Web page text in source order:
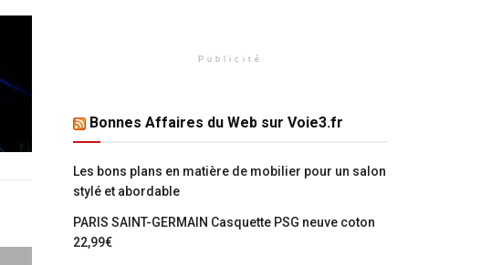
Publicité
Bonnes Affaires du Web sur Voie3.fr
Les bons plans en matière de mobilier pour un salon
stylé et abordable
PARIS SAINT-GERMAIN Casquette PSG neuve coton
22,99€